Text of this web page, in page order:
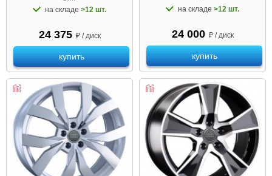
на складе >12 шт.
24 375 ₽ / диск
купить
на складе >12 шт.
24 000 ₽ / диск
купить